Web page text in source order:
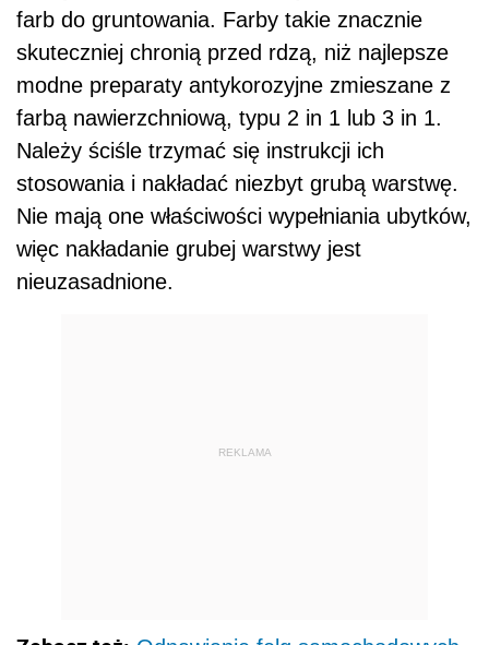
farb do gruntowania. Farby takie znacznie
skuteczniej chronią przed rdzą, niż najlepsze
modne preparaty antykorozyjne zmieszane z
farbą nawierzchniową, typu 2 in 1 lub 3 in 1.
Należy ściśle trzymać się instrukcji ich
stosowania i nakładać niezbyt grubą warstwę.
Nie mają one właściwości wypełniania ubytków,
więc nakładanie grubej warstwy jest
nieuzasadnione.
REKLAMA